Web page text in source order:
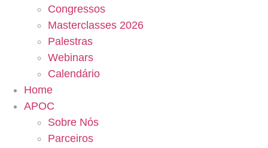
Congressos
Masterclasses 2026
Palestras
Webinars
Calendário
Home
APOC
Sobre Nós
Parceiros